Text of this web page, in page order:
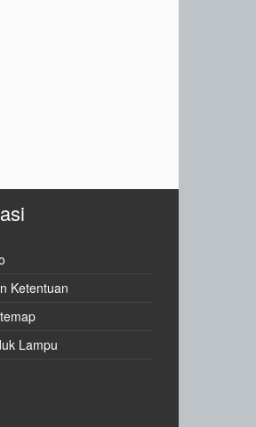
Ketentuan
Lampu